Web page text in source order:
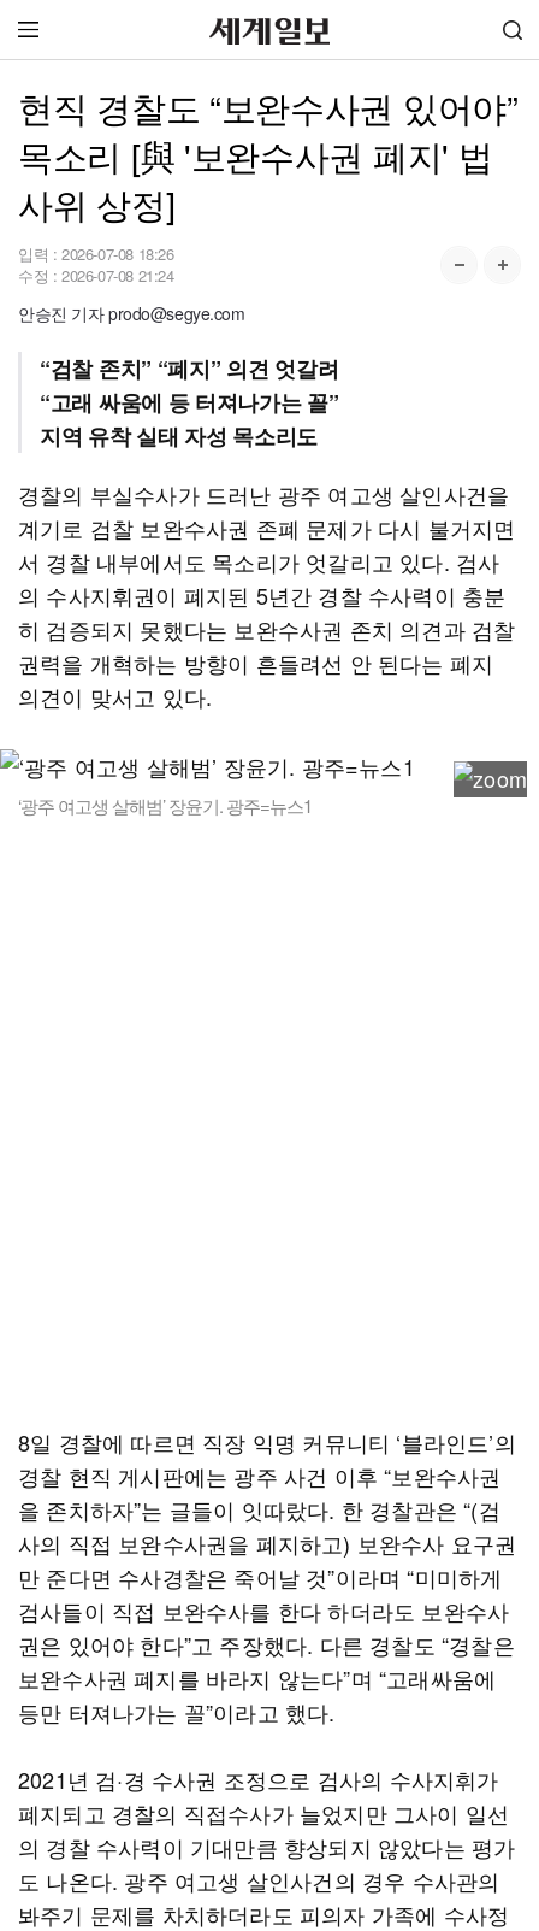
현직 경찰도 “보완수사권 있어야”
목소리 [與 '보완수사권 폐지' 법
사위 상정]
입력 : 2026-07-08 18:26
수정 : 2026-07-08 21:24
안승진 기자 prodo@segye.com
“검찰 존치” “폐지” 의견 엇갈려
“고래 싸움에 등 터져나가는 꼴”
지역 유착 실태 자성 목소리도
경찰의 부실수사가 드러난 광주 여고생 살인사건을
계기로 검찰 보완수사권 존폐 문제가 다시 불거지면
서 경찰 내부에서도 목소리가 엇갈리고 있다. 검사
의 수사지휘권이 폐지된 5년간 경찰 수사력이 충분
히 검증되지 못했다는 보완수사권 존치 의견과 검찰
권력을 개혁하는 방향이 흔들려선 안 된다는 폐지
의견이 맞서고 있다.
‘광주 여고생 살해범’ 장윤기. 광주=뉴스1
8일 경찰에 따르면 직장 익명 커뮤니티 ‘블라인드’의
경찰 현직 게시판에는 광주 사건 이후 “보완수사권
을 존치하자”는 글들이 잇따랐다. 한 경찰관은 “(검
사의 직접 보완수사권을 폐지하고) 보완수사 요구권
만 준다면 수사경찰은 죽어날 것”이라며 “미미하게
검사들이 직접 보완수사를 한다 하더라도 보완수사
권은 있어야 한다”고 주장했다. 다른 경찰도 “경찰은
보완수사권 폐지를 바라지 않는다”며 “고래싸움에
등만 터져나가는 꼴”이라고 했다.
2021년 검·경 수사권 조정으로 검사의 수사지휘가
폐지되고 경찰의 직접수사가 늘었지만 그사이 일선
의 경찰 수사력이 기대만큼 향상되지 않았다는 평가
도 나온다. 광주 여고생 살인사건의 경우 수사관의
봐주기 문제를 차치하더라도 피의자 가족에 수사정